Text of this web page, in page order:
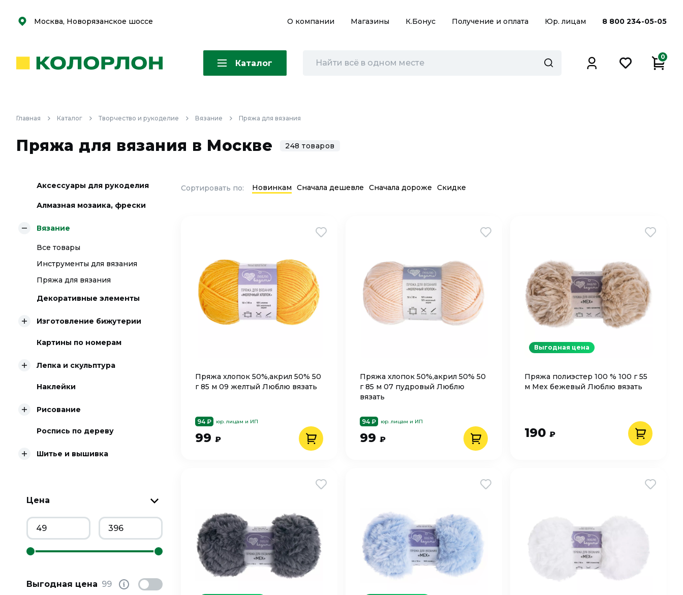
Скоро
Скоро
Москва, Новорязанское шоссе О компании Магазины К.Бонус Получение и оплата Юр. лицам 8 800 234-05-05
Каталог
0
Главная Каталог Творчество и рукоделие Вязание Пряжа для вязания
Пряжа для вязания в Москве 248 товаров
Аксессуары для рукоделия
Алмазная мозаика, фрески
Вязание
Все товары
Инструменты для вязания
Пряжа для вязания
Декоративные элементы
Изготовление бижутерии
Картины по номерам
Лепка и скульптура
Наклейки
Рисование
Роспись по дереву
Шитье и вышивка
Цена
Выгодная цена 99
Сортировать по: Новинкам Сначала дешевле Сначала дороже Скидке
Пряжа хлопок 50%,акрил 50% 50
г 85 м 09 желтый Люблю вязать
94 ₽ юр. лицам и ИП
99 ₽
Пряжа хлопок 50%,акрил 50% 50
г 85 м 07 пудровый Люблю
вязать
94 ₽ юр. лицам и ИП
99 ₽
Пряжа полиэстер 100 % 100 г 55
м Мех бежевый Люблю вязать
190 ₽
Выгодная цена